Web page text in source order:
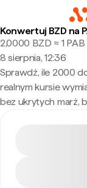
Konwertuj BZD na
2,0000 BZD ≈ 1 PAB
8 sierpnia, 12:36
Sprawdź, ile 2000
realnym kursie
bez ukrytych marż,